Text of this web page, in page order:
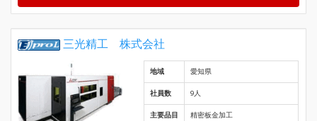
三光精工 株式会社
地域 愛知県
社員数 9人
主要品目 精密板金加工